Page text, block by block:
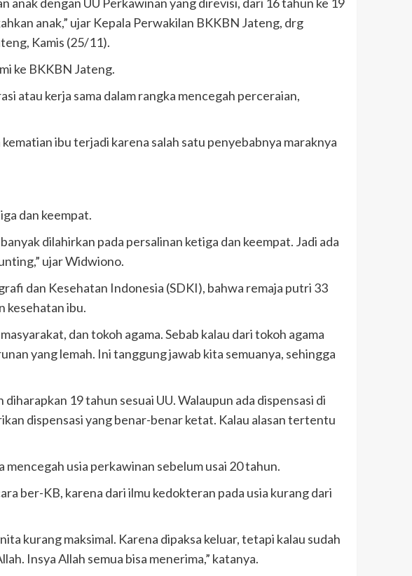
anak,” ujar Kepala Perwakilan BKKBN Jateng, drg
Kamis (25/11).
ke BKKBN Jateng.
atau kerja sama dalam rangka mencegah perceraian,
ibu terjadi karena salah satu penyebabnya maraknya
dan keempat.
dilahirkan pada persalinan ketiga dan keempat. Jadi ada
ujar Widwiono.
dan Kesehatan Indonesia (SDKI), bahwa remaja putri 33
kesehatan ibu.
dan tokoh agama. Sebab kalau dari tokoh agama
yang lemah. Ini tanggung jawab kita semuanya, sehingga
19 tahun sesuai UU. Walaupun ada dispensasi di
dispensasi yang benar-benar ketat. Kalau alasan tertentu
usia perkawinan sebelum usai 20 tahun.
ber-KB, karena dari ilmu kedokteran pada usia kurang dari
kurang maksimal. Karena dipaksa keluar, tetapi kalau sudah
Insya Allah semua bisa menerima,” katanya.